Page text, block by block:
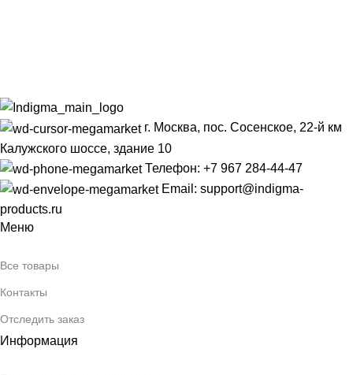
г. Москва, пос. Сосенское, 22-й км
Калужского шоссе, здание 10
Телефон: +7 967 284-44-47
Email: support@indigma-
products.ru
Меню
Все товары
Контакты
Отследить заказ
Информация